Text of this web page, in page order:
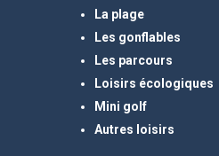
La plage
Les gonflables
Les parcours
Loisirs écologiques
Mini golf
Autres loisirs